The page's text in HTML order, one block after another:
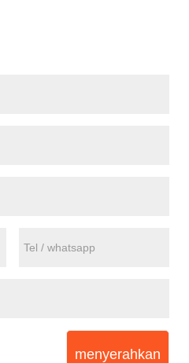
menyerahkan